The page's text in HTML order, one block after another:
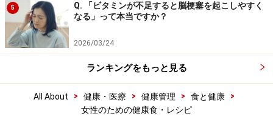
5
Q. 「ビタミンが不足すると脳梗塞を起こしやすく
なる」って本当ですか？
2026/03/24
ランキングをもっと見る
All About > 健康・医療 > 健康管理 > 食と健康
>
女性のための健康食・レシピ